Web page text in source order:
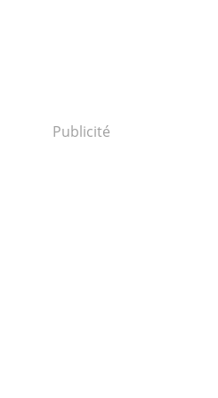
Publicité